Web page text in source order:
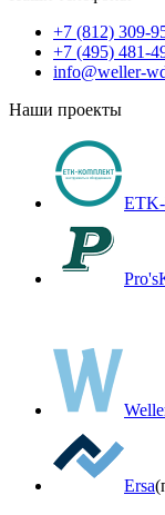
+7 (812) 309-
+7 (495) 481-
info@weller-
Наши проекты
Ersa